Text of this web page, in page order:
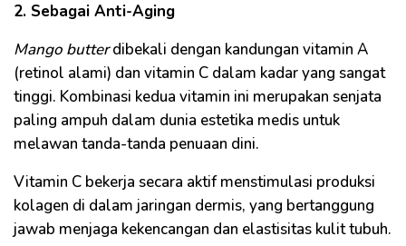
2. Sebagai Anti-Aging
Mango butterdibekali dengan kandungan vitamin A
(retinol alami) dan vitamin C dalam kadar yang sangat
tinggi. Kombinasi kedua vitamin ini merupakan senjata
paling ampuh dalam dunia estetika medis untuk
melawan tanda-tanda penuaan dini.
Vitamin C bekerja secara aktif menstimulasi produksi
kolagen di dalam jaringan dermis, yang bertanggung
jawab menjaga kekencangan dan elastisitas kulit tubuh.